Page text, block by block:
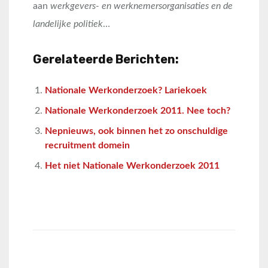
aan werkgevers- en werknemersorganisaties en de
landelijke politiek…
Gerelateerde Berichten:
Nationale Werkonderzoek? Lariekoek
Nationale Werkonderzoek 2011. Nee toch?
Nepnieuws, ook binnen het zo onschuldige
recruitment domein
Het niet Nationale Werkonderzoek 2011